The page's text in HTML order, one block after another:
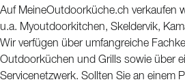
gerne weiter!
Auf MeineOutdoorküche.ch verkaufen
u.a. Myoutdoorkitchen, Skeldervik,
Wir verfügen über umfangreiche
Outdoorküchen und Grills sowie über
Servicenetzwerk. Sollten Sie an einem